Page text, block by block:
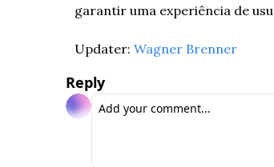
garantir uma experiência de
Updater: Wagner Brenner
Reply